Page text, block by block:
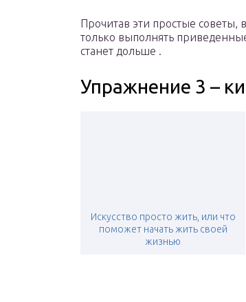
Прочитав эти простые советы,
только выполнять
станет дольше .
Упражнение 3 –
Искусство просто жить, или что
поможет начать жить своей
жизнью